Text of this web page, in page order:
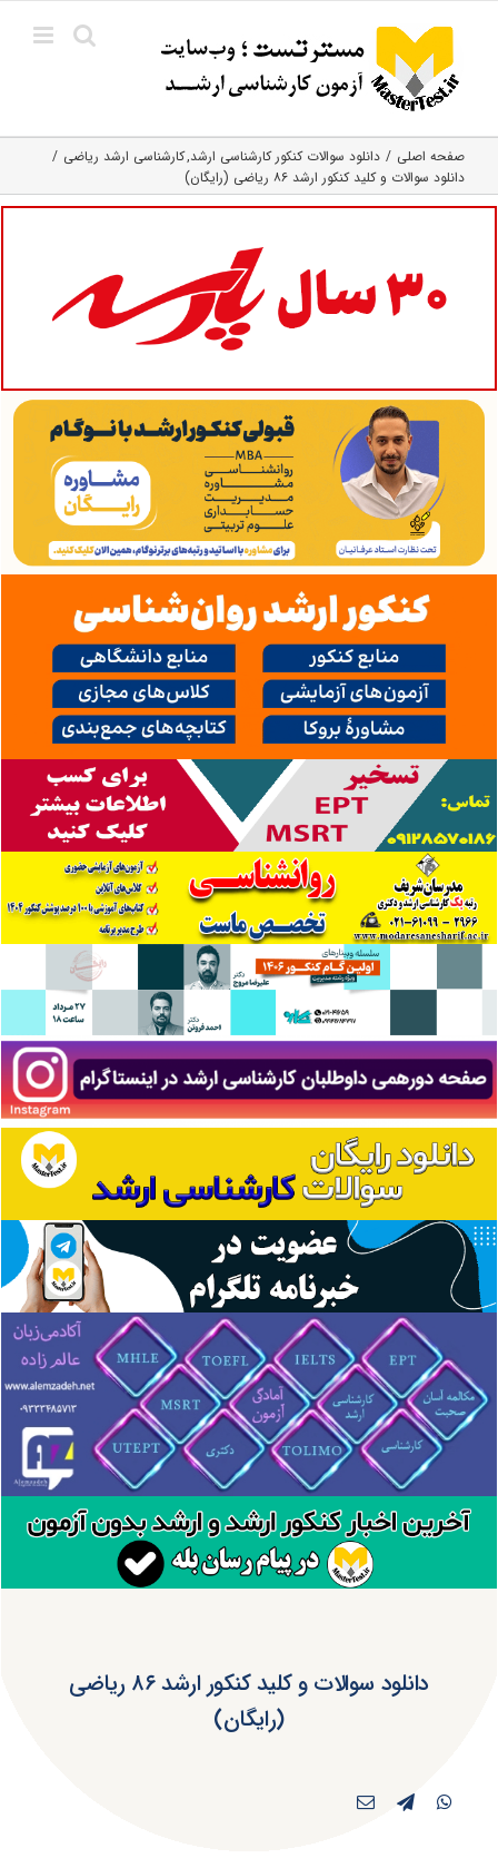
content
صفحه اصلی دانلود سوالات کنکور کارشناسی ارشد کارشناسی ارشد ریاضی
دانلود سوالات و کلید کنکور ارشد ۸۶ ریاضی (رایگان)
دانلود سوالات و کلید کنکور ارشد ۸۶ ریاضی
(رایگان)